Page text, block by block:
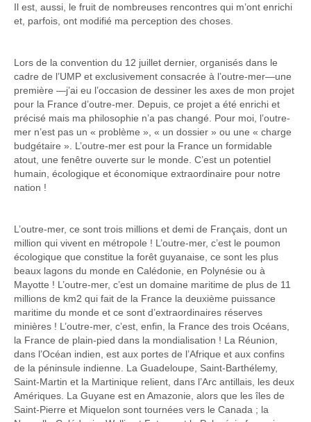
Il est, aussi, le fruit de nombreuses rencontres qui m’ont enrichi
et, parfois, ont modifié ma perception des choses.
Lors de la convention du 12 juillet dernier, organisés dans le
cadre de l’UMP et exclusivement consacrée à l’outre-mer—une
première —j’ai eu l’occasion de dessiner les axes de mon projet
pour la France d’outre-mer. Depuis, ce projet a été enrichi et
précisé mais ma philosophie n’a pas changé. Pour moi, l’outre-
mer n’est pas un « problème », « un dossier » ou une « charge
budgétaire ». L’outre-mer est pour la France un formidable
atout, une fenêtre ouverte sur le monde. C’est un potentiel
humain, écologique et économique extraordinaire pour notre
nation !
L’outre-mer, ce sont trois millions et demi de Français, dont un
million qui vivent en métropole ! L’outre-mer, c’est le poumon
écologique que constitue la forêt guyanaise, ce sont les plus
beaux lagons du monde en Calédonie, en Polynésie ou à
Mayotte ! L’outre-mer, c’est un domaine maritime de plus de 11
millions de km2 qui fait de la France la deuxième puissance
maritime du monde et ce sont d’extraordinaires réserves
minières ! L’outre-mer, c’est, enfin, la France des trois Océans,
la France de plain-pied dans la mondialisation ! La Réunion,
dans l’Océan indien, est aux portes de l’Afrique et aux confins
de la péninsule indienne. La Guadeloupe, Saint-Barthélemy,
Saint-Martin et la Martinique relient, dans l’Arc antillais, les deux
Amériques. La Guyane est en Amazonie, alors que les îles de
Saint-Pierre et Miquelon sont tournées vers le Canada ; la